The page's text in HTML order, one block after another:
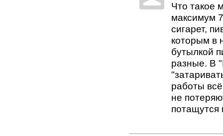
Что такое
максимум
сигарет,
которым в
бутылкой
разные. В
работы
не
потащутся